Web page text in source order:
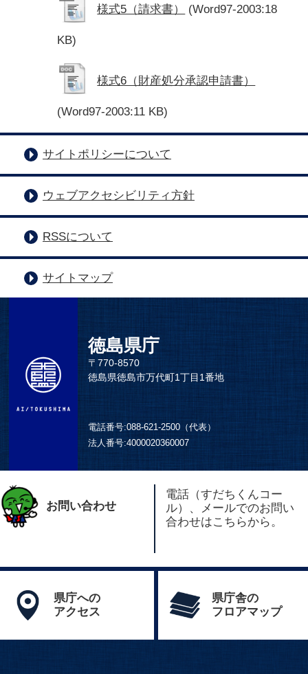
様式5（請求書） (Word97-2003:18
KB)
様式6（財産処分承認申請書）
(Word97-2003:11 KB)
サイトポリシーについて
ウェブアクセシビリティ方針
RSSについて
サイトマップ
徳島県庁
〒770-8570
徳島県徳島市万代町1丁目1番地
電話番号:088-621-2500（代表）
法人番号:4000020360007
お問い合わせ
電話（すだちくんコー
ル）、メールでのお問い
合わせはこちらから。
県庁への
アクセス
県庁舎の
フロアマップ